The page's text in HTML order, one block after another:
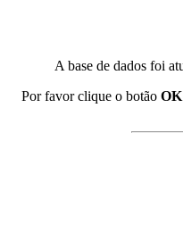
A base de dados foi
Por favor clique o botão OK